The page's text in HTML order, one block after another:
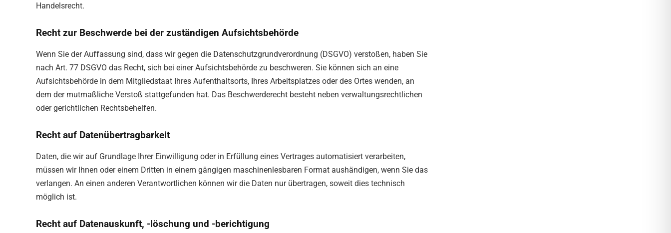
Handelsrecht.
Recht zur Beschwerde bei der zuständigen Aufsichtsbehörde
Wenn Sie der Auffassung sind, dass wir gegen die Datenschutzgrundverordnung (DSGVO) verstoßen, haben Sie
nach Art. 77 DSGVO das Recht, sich bei einer Aufsichtsbehörde zu beschweren. Sie können sich an eine
Aufsichtsbehörde in dem Mitgliedstaat Ihres Aufenthaltsorts, Ihres Arbeitsplatzes oder des Ortes wenden, an
dem der mutmaßliche Verstoß stattgefunden hat. Das Beschwerderecht besteht neben verwaltungsrechtlichen
oder gerichtlichen Rechtsbehelfen.
Recht auf Datenübertragbarkeit
Daten, die wir auf Grundlage Ihrer Einwilligung oder in Erfüllung eines Vertrages automatisiert verarbeiten,
müssen wir Ihnen oder einem Dritten in einem gängigen maschinenlesbaren Format aushändigen, wenn Sie das
verlangen. An einen anderen Verantwortlichen können wir die Daten nur übertragen, soweit dies technisch
möglich ist.
Recht auf Datenauskunft, -löschung und -berichtigung